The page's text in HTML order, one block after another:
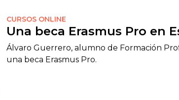
CURSOS ONLINE
Una beca Erasmus Pro en
Álvaro Guerrero, alumno de Formación
una beca Erasmus Pro.